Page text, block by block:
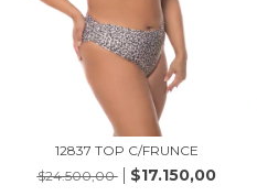
12837 TOP C/FRUNCE
$24.500,00
$17.150,00